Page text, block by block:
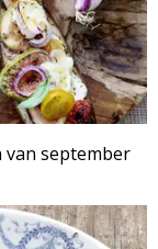
van september
RECEPTENSET